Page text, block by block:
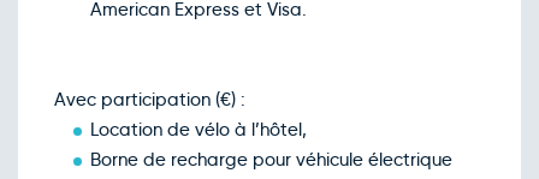
American Express et Visa.
Avec participation (€) :
Location de vélo à l’hôtel,
Borne de recharge pour véhicule électrique